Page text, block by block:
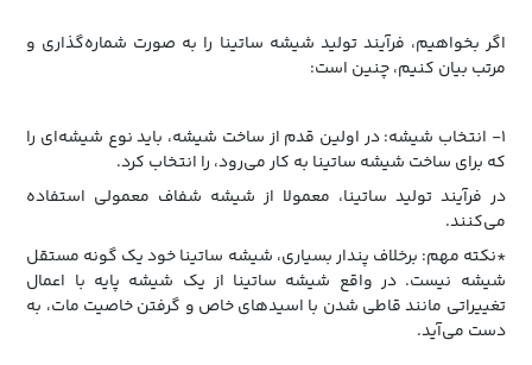
اگر بخواهیم، فرآیند تولید شیشه ساتینا را به صورت شماره‌گذاری و
مرتب بیان کنیم، چنین است:
1- انتخاب شیشه: در اولین قدم از ساخت شیشه، باید نوع شیشه‌ای را
که برای ساخت شیشه ساتینا به‌ کار می‌رود، را انتخاب کرد.
در فرآیند تولید ساتینا، معمولا از شیشه شفاف معمولی استفاده
می‌کنند.
*نکته مهم: برخلاف پندار بسیاری، شیشه ساتینا خود یک گونه مستقل
شیشه نیست. در واقع شیشه ساتینا از یک شیشه پایه با اعمال
تغییراتی مانند قاطی شدن با اسید‌های خاص و گرفتن خاصیت مات، به
دست می‌آید.